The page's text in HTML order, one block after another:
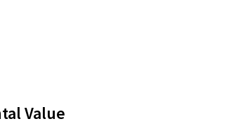
Value